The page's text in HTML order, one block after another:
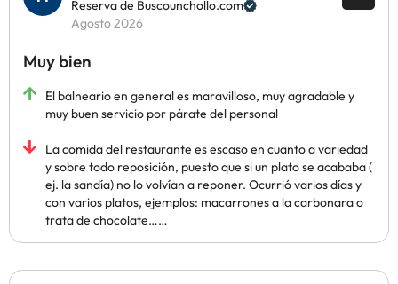
Reserva de Buscounchollo.com
Agosto 2026
Muy bien
El balneario en general es maravilloso, muy agradable y
muy buen servicio por párate del personal
La comida del restaurante es escaso en cuanto a variedad
y sobre todo reposición, puesto que si un plato se acababa (
ej. la sandía) no lo volvían a reponer. Ocurrió varios días y
con varios platos, ejemplos: macarrones a la carbonara o
trata de chocolate……